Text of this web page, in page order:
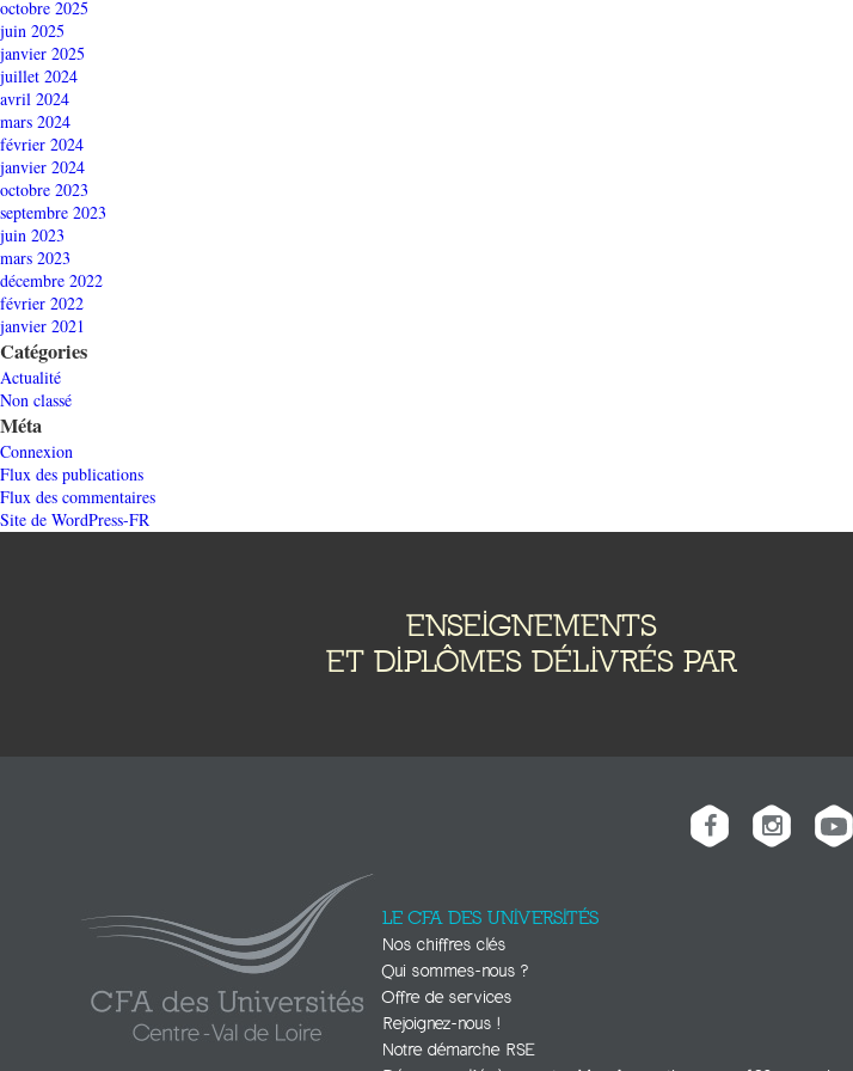
octobre 2025
juin 2025
janvier 2025
juillet 2024
avril 2024
mars 2024
février 2024
janvier 2024
octobre 2023
septembre 2023
juin 2023
mars 2023
décembre 2022
février 2022
janvier 2021
Catégories
Actualité
Non classé
Méta
Connexion
Flux des publications
Flux des commentaires
Site de WordPress-FR
ENSEIGNEMENTS
ET DIPLÔMES DÉLIVRÉS PAR
LE CFA DES UNIVERSITÉS
Nos chiffres clés
Qui sommes-nous ?
Offre de services
Rejoignez-nous !
Notre démarche RSE